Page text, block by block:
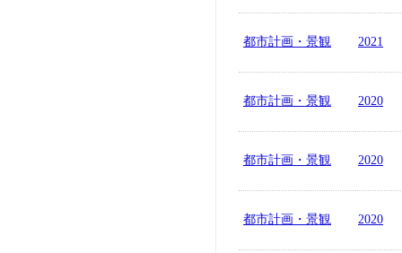
都市計画・景観 2021
都市計画・景観 2020
都市計画・景観 2020
都市計画・景観 2020